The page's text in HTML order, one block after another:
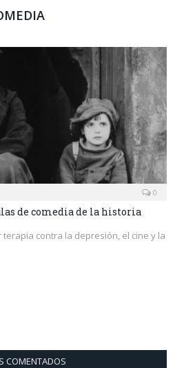
0
de comedia de la historia
contra la depresión, el cine y la
COMENTADOS